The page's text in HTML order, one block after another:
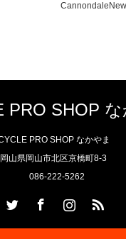
PRO SHOP な
PRO SHOP なかやま
岡山県岡山市北区京橋町8-3
086-222-5262